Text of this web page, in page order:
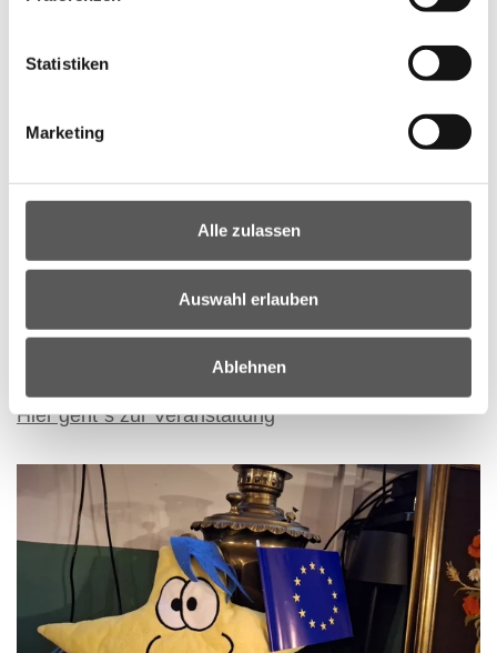
Statistiken
Marketing
Alle zulassen
Auswahl erlauben
Ablehnen
Europe Direct Burgenland bei der Langen Nacht
Hier geht´s zur Veranstaltung